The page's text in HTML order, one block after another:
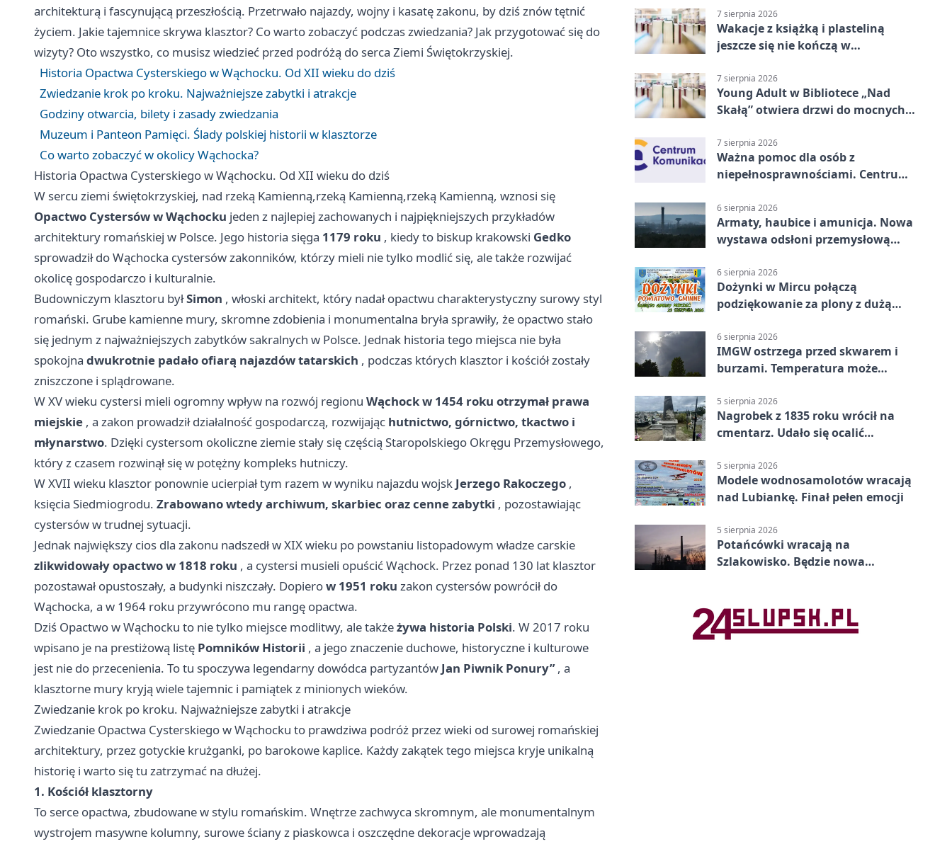
architekturą i fascynującą przeszłością. Przetrwało najazdy, wojny i kasatę zakonu, by dziś znów tętnić
życiem. Jakie tajemnice skrywa klasztor? Co warto zobaczyć podczas zwiedzania? Jak przygotować się do
wizyty? Oto wszystko, co musisz wiedzieć przed podróżą do serca Ziemi Świętokrzyskiej.
Historia Opactwa Cysterskiego w Wąchocku. Od XII wieku do dziś
Zwiedzanie krok po kroku. Najważniejsze zabytki i atrakcje
Godziny otwarcia, bilety i zasady zwiedzania
Muzeum i Panteon Pamięci. Ślady polskiej historii w klasztorze
Co warto zobaczyć w okolicy Wąchocka?
Historia Opactwa Cysterskiego w Wąchocku. Od XII wieku do dziś
W sercu ziemi świętokrzyskiej, nad rzeką Kamienną,rzeką Kamienną,rzeką Kamienną, wznosi się
Opactwo Cystersów w Wąchocku jeden z najlepiej zachowanych i najpiękniejszych przykładów
architektury romańskiej w Polsce. Jego historia sięga 1179 roku , kiedy to biskup krakowski Gedko
sprowadził do Wąchocka cystersów zakonników, którzy mieli nie tylko modlić się, ale także rozwijać
okolicę gospodarczo i kulturalnie.
Budowniczym klasztoru byłSimon , włoski architekt, który nadał opactwu charakterystyczny surowy styl
romański. Grube kamienne mury, skromne zdobienia i monumentalna bryła sprawiły, że opactwo stało
się jednym z najważniejszych zabytków sakralnych w Polsce. Jednak historia tego miejsca nie była
spokojna dwukrotnie padało ofiarą najazdów tatarskich , podczas których klasztor i kościół zostały
zniszczone i splądrowane.
W XV wieku cystersi mieli ogromny wpływ na rozwój regionu Wąchock w 1454 roku otrzymał prawa
miejskie , a zakon prowadził działalność gospodarczą, rozwijając hutnictwo, górnictwo, tkactwo i
młynarstwo. Dzięki cystersom okoliczne ziemie stały się częścią Staropolskiego Okręgu Przemysłowego,
który z czasem rozwinął się w potężny kompleks hutniczy.
W XVII wieku klasztor ponownie ucierpiał tym razem w wyniku najazdu wojsk Jerzego Rakoczego ,
księcia Siedmiogrodu. Zrabowano wtedy archiwum, skarbiec oraz cenne zabytki , pozostawiając
cystersów w trudnej sytuacji.
Jednak największy cios dla zakonu nadszedł w XIX wieku po powstaniu listopadowym władze carskie
zlikwidowały opactwo w 1818 roku , a cystersi musieli opuścić Wąchock. Przez ponad 130 lat klasztor
pozostawał opustoszały, a budynki niszczały. Dopierow 1951 roku zakon cystersów powrócił do
Wąchocka, a w 1964 roku przywrócono mu rangę opactwa.
Dziś Opactwo w Wąchocku to nie tylko miejsce modlitwy, ale takżeżywa historia Polski. W 2017 roku
wpisano je na prestiżową listę Pomników Historii , a jego znaczenie duchowe, historyczne i kulturowe
jest nie do przecenienia. To tu spoczywa legendarny dowódca partyzantów Jan Piwnik Ponury”, a
klasztorne mury kryją wiele tajemnic i pamiątek z minionych wieków.
Zwiedzanie krok po kroku. Najważniejsze zabytki i atrakcje
Zwiedzanie Opactwa Cysterskiego w Wąchocku to prawdziwa podróż przez wieki od surowej romańskiej
architektury, przez gotyckie krużganki, po barokowe kaplice. Każdy zakątek tego miejsca kryje unikalną
historię i warto się tu zatrzymać na dłużej.
1. Kościół klasztorny
To serce opactwa, zbudowane w stylu romańskim. Wnętrze zachwyca skromnym, ale monumentalnym
wystrojem masywne kolumny, surowe ściany z piaskowca i oszczędne dekoracje wprowadzają
7 sierpnia 2026
Wakacje z książką i plasteliną
jeszcze się nie kończą w
7 sierpnia 2026
Young Adult w Bibliotece „Nad
Skałą” otwiera drzwi do mocnych
7 sierpnia 2026
Ważna pomoc dla osób z
niepełnosprawnościami. Centrum
6 sierpnia 2026
Armaty, haubice i amunicja. Nowa
wystawa odsłoni przemysłową
6 sierpnia 2026
Dożynki w Mircu połączą
podziękowanie za plony z dużą
6 sierpnia 2026
IMGW ostrzega przed skwarem i
burzami. Temperatura może
5 sierpnia 2026
Nagrobek z 1835 roku wrócił na
cmentarz. Udało się ocalić
5 sierpnia 2026
Modele wodnosamolotów wracają
nad Lubiankę. Finał pełen emocji
5 sierpnia 2026
Potańcówki wracają na
Szlakowisko. Będzie nowa